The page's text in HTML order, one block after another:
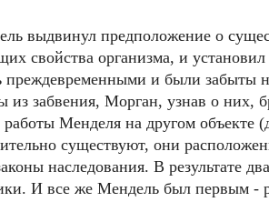
выдвинул предположение о
свойства организма, и
преждевременными и были забыты
из забвения, Морган, узнав о них,
Менделя на другом объекте
существуют, они
наследования. В результате
И все же Мендель был первым -